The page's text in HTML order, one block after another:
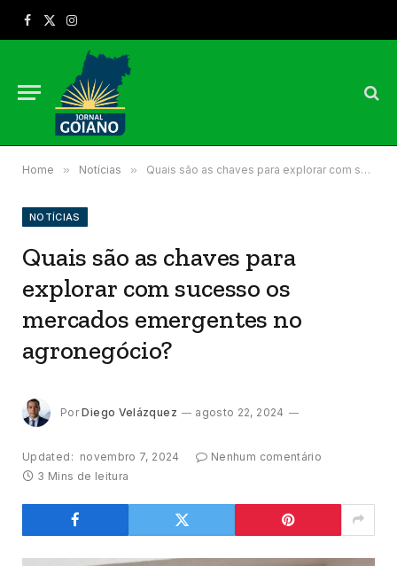
Facebook
X
Instagram
Home » Notícias » Quais são as chaves para explorar com sucesso os mercados emergentes no agronegócio?
NOTÍCIAS
Quais são as chaves para
explorar com sucesso os
mercados emergentes no
agronegócio?
Por Diego Velázquez agosto 22, 2024
Updated: novembro 7, 2024
Nenhum comentário
3 Mins de leitura